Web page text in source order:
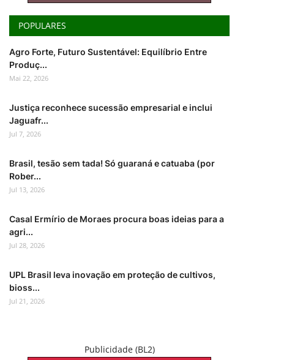
POPULARES
Agro Forte, Futuro Sustentável: Equilíbrio Entre
Produç...
Mai 22, 2026
Justiça reconhece sucessão empresarial e inclui
Jaguafr...
Jul 7, 2026
Brasil, tesão sem tada! Só guaraná e catuaba (por
Rober...
Jul 13, 2026
Casal Ermírio de Moraes procura boas ideias para a
agri...
Jul 28, 2026
UPL Brasil leva inovação em proteção de cultivos,
bioss...
Jul 21, 2026
Publicidade (BL2)